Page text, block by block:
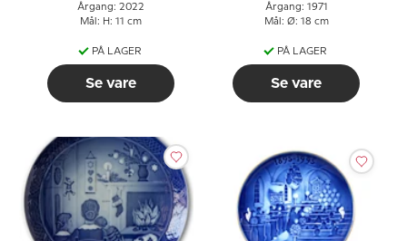
Årgang: 2022
Mål: H: 11 cm
PÅ LAGER
Se vare
Årgang: 1971
Mål: Ø: 18 cm
PÅ LAGER
Se vare